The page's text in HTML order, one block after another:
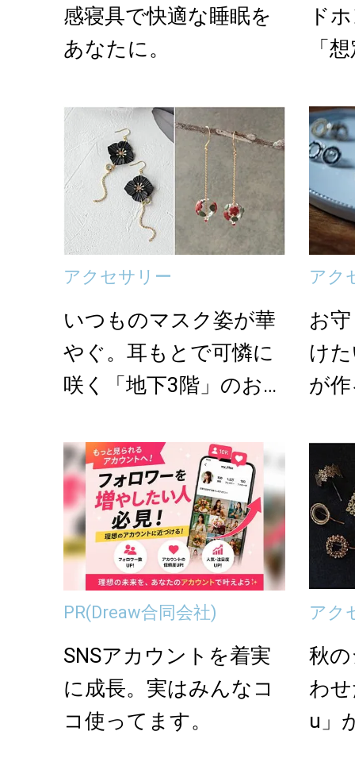
感寝具で快適な睡眠を
あなたに。
ド
「
アクセサリー
いつものマスク姿が華
やぐ。耳もとで可憐に
咲く「地下3階」のお花
アク
お
け
が
PR(Dreaw合同会社)
SNSアカウントを着実
に成長。実はみんなコ
コ使ってます。
アク
秋
わ
u」